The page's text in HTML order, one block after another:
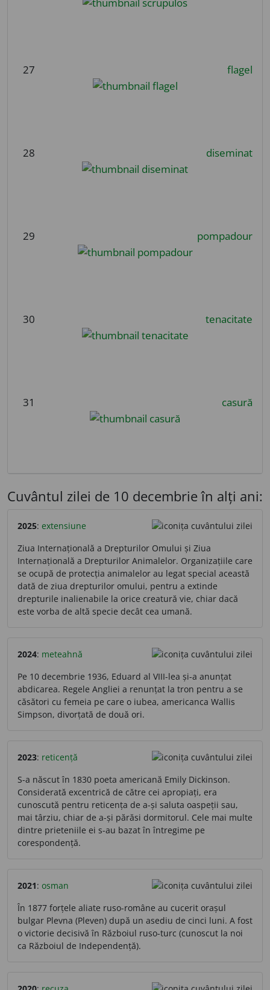
27 flagel
28 diseminat
29 pompadour
30 tenacitate
31 casură
Cuvântul zilei de 10 decembrie în alți ani:
2025: extensiune
Ziua Internațională a Drepturilor Omului și Ziua
Internațională a Drepturilor Animalelor. Organizațiile care
se ocupă de protecția animalelor au legat special această
dată de ziua drepturilor omului, pentru a extinde
drepturile inalienabile la orice creatură vie, chiar dacă
este vorba de altă specie decât cea umană.
2024: meteahnă
Pe 10 decembrie 1936, Eduard al VIII-lea și-a anunțat
abdicarea. Regele Angliei a renunțat la tron pentru a se
căsători cu femeia pe care o iubea, americanca Wallis
Simpson, divorțată de două ori.
2023: reticență
S-a născut în 1830 poeta americană Emily Dickinson.
Considerată excentrică de către cei apropiați, era
cunoscută pentru reticența de a-și saluta oaspeții sau,
mai târziu, chiar de a-și părăsi dormitorul. Cele mai multe
dintre prieteniile ei s-au bazat în întregime pe
corespondență.
2021: osman
În 1877 forțele aliate ruso-române au cucerit orașul
bulgar Plevna (Pleven) după un asediu de cinci luni. A fost
o victorie decisivă în Războiul ruso-turc (cunoscut la noi
ca Războiul de Independență).